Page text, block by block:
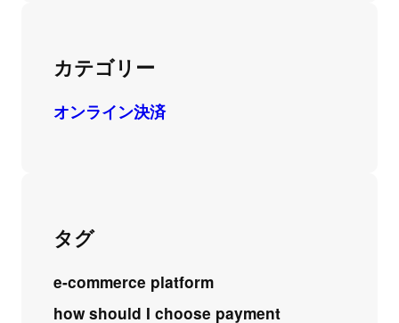
カテゴリー
オンライン決済
タグ
e-commerce platform
how should I choose payment